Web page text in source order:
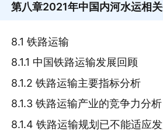
第八章2021年中国内河水运相
8.1 铁路运输
8.1.1 中国铁路运输发展回顾
8.1.2 铁路运输主要指标分析
8.1.3 铁路运输产业的竞争力分析
8.1.4 铁路运输规划已不能适应